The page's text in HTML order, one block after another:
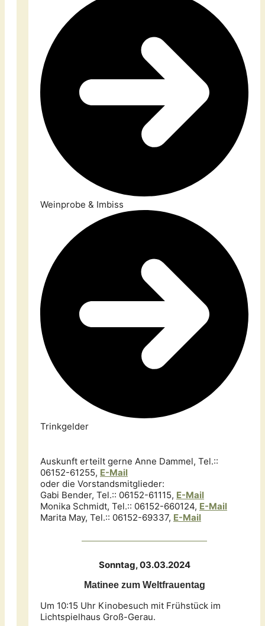
Weinprobe & Imbiss
Trinkgelder
Auskunft erteilt gerne Anne Dammel, Tel.::
06152-61255, E-Mail
oder die Vorstandsmitglieder:
Gabi Bender, Tel.:: 06152-61115, E-Mail
Monika Schmidt, Tel.:: 06152-660124, E-Mail
Marita May, Tel.:: 06152-69337, E-Mail
Sonntag, 03.03.2024
Matinee zum Weltfrauentag
Um 10:15 Uhr Kinobesuch mit Frühstück im
Lichtspielhaus Groß-Gerau.